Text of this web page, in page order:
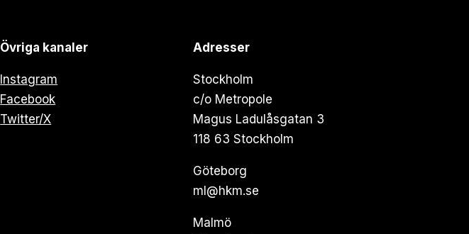
Övriga kanaler
Instagram
Facebook
Twitter/X
Adresser
Stockholm
c/o Metropole
Magus Ladulåsgatan 3
118 63 Stockholm
Göteborg
ml@hkm.se
Malmö